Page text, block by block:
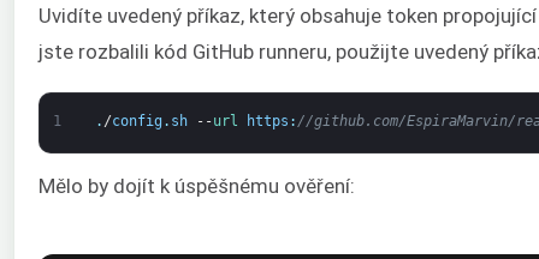
Uvidíte uvedený příkaz, který obsahuje token
jste rozbalili kód GitHub runneru, použijte uvedený
1 . /config . sh --url https : //github.com/EspiraMarvin/
Mělo by dojít k úspěšnému ověření: